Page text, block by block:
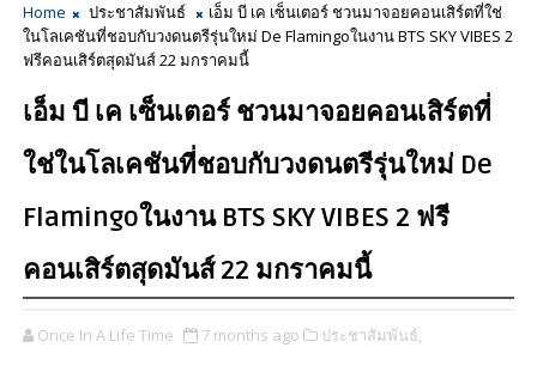
Home ประชาสัมพันธ์
เอ็ม บี เค เซ็นเตอร์ ชวนมาจอยคอนเสิร์ตที่ใช่
ในโลเคชันที่ชอบกับวงดนตรีรุ่นใหม่ De Flamingoในงาน BTS SKY VIBES 2
ฟรีคอนเสิร์ตสุดมันส์ 22 มกราคมนี้
เอ็ม บี เค เซ็นเตอร์ ชวนมาจอยคอนเสิร์ตที่
ใช่ในโลเคชันที่ชอบกับวงดนตรีรุ่นใหม่ De
Flamingoในงาน BTS SKY VIBES 2 ฟรี
คอนเสิร์ตสุดมันส์ 22 มกราคมนี้
Once In A Life Time 7 months ago ประชาสัมพันธ์,